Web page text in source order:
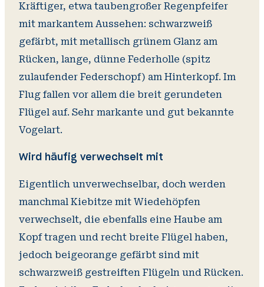
Kräftiger, etwa taubengroßer Regenpfeifer
mit markantem Aussehen: schwarzweiß
gefärbt, mit metallisch grünem Glanz am
Rücken, lange, dünne Federholle (spitz
zulaufender Federschopf) am Hinterkopf. Im
Flug fallen vor allem die breit gerundeten
Flügel auf. Sehr markante und gut bekannte
Vogelart.
Wird häufig verwechselt mit
Eigentlich unverwechselbar, doch werden
manchmal Kiebitze mit Wiedehöpfen
verwechselt, die ebenfalls eine Haube am
Kopf tragen und recht breite Flügel haben,
jedoch beigeorange gefärbt sind mit
schwarzweiß gestreiften Flügeln und Rücken.